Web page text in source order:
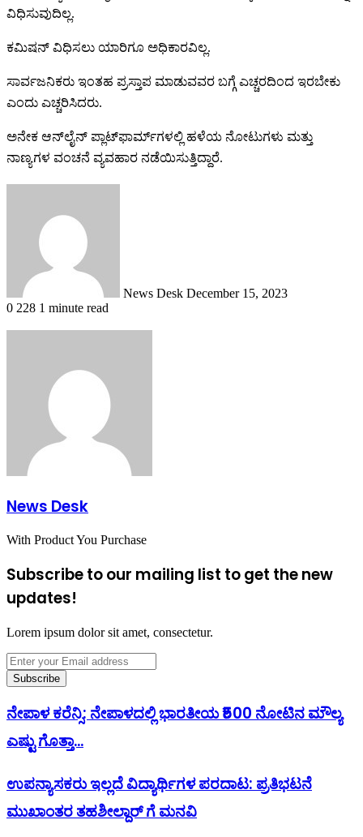
ವಿಧಿಸುವುದಿಲ್ಲ.
ಕಮಿಷನ್ ವಿಧಿಸಲು ಯಾರಿಗೂ ಅಧಿಕಾರವಿಲ್ಲ.
ಸಾರ್ವಜನಿಕರು ಇಂತಹ ಪ್ರಸ್ತಾಪ ಮಾಡುವವರ ಬಗ್ಗೆ ಎಚ್ಚರದಿಂದ ಇರಬೇಕು
ಎಂದು ಎಚ್ಚರಿಸಿದರು.
ಅನೇಕ ಆನ್‌ಲೈನ್ ಪ್ಲಾಟ್‌ಫಾರ್ಮ್‌ಗಳಲ್ಲಿ ಹಳೆಯ ನೋಟುಗಳು ಮತ್ತು
ನಾಣ್ಯಗಳ ವಂಚನೆ ವ್ಯವಹಾರ ನಡೆಯಿಸುತ್ತಿದ್ದಾರೆ.
News Desk December 15, 2023
0 228 1 minute read
News Desk
With Product You Purchase
Subscribe to our mailing list to get the new
updates!
Lorem ipsum dolor sit amet, consectetur.
Enter
your
Email
address
ನೇಪಾಳ ಕರೆನ್ಸಿ: ನೇಪಾಳದಲ್ಲಿ ಭಾರತೀಯ ₹500 ನೋಟಿನ ಮೌಲ್ಯ
ಎಷ್ಟು ಗೊತ್ತಾ...
ಉಪನ್ಯಾಸಕರು ಇಲ್ಲದೆ ವಿದ್ಯಾರ್ಥಿಗಳ ಪರದಾಟ: ಪ್ರತಿಭಟನೆ
ಮುಖಾಂತರ ತಹಶೀಲ್ದಾರ್ ಗೆ ಮನವಿ